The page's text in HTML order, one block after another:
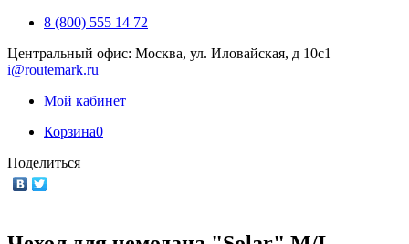
8 (800) 555 14 72
Центральный офис: Москва, ул. Иловайская, д 10с1
i@routemark.ru
Мой кабинет
Корзина0
Поделиться